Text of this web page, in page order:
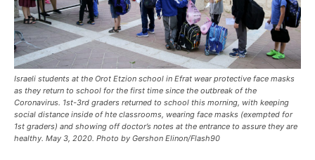
Israeli students at the Orot Etzion school in Efrat wear protective face masks
as they return to school for the first time since the outbreak of the
Coronavirus. 1st-3rd graders returned to school this morning, with keeping
social distance inside of hte classrooms, wearing face masks (exempted for
1st graders) and showing off doctor’s notes at the entrance to assure they are
healthy. May 3, 2020. Photo by Gershon Elinon/Flash90